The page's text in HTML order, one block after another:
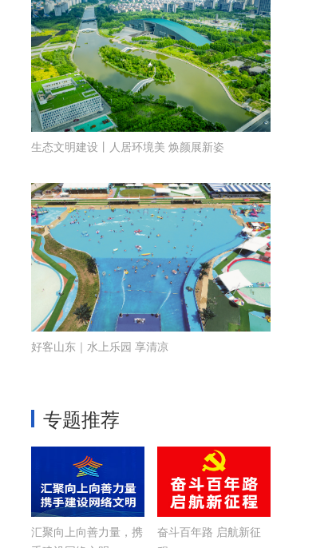
生态文明建设丨人居环境美 焕颜展新姿
好客山东｜水上乐园 享清凉
专题推荐
汇聚向上向善力量，携
奋斗百年路 启航新征